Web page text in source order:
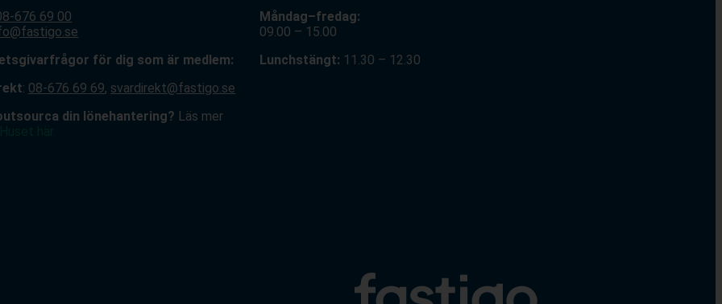
676 69 00
för dig som är medlem:
: 08-676 69 69, svardirekt@fastigo.se
din lönehantering? Läs mer
Måndag–fredag:
09.00 – 15.00
Lunchstängt: 11.30 – 12.30